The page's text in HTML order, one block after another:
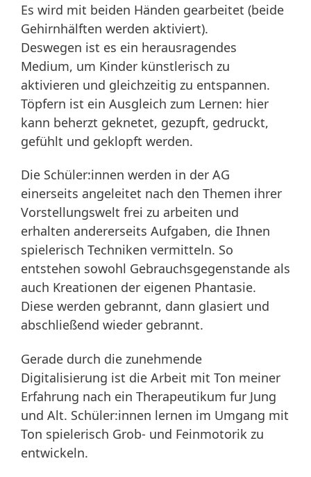
Es wird mit beiden Händen gearbeitet (beide
Gehirnhälften werden aktiviert).
Deswegen ist es ein herausragendes
Medium, um Kinder künstlerisch zu
aktivieren und gleichzeitig zu entspannen.
Töpfern ist ein Ausgleich zum Lernen: hier
kann beherzt geknetet, gezupft, gedruckt,
gefühlt und geklopft werden.
Die Schüler:innen werden in der AG
einerseits angeleitet nach den Themen ihrer
Vorstellungswelt frei zu arbeiten und
erhalten andererseits Aufgaben, die Ihnen
spielerisch Techniken vermitteln. So
entstehen sowohl Gebrauchsgegenstande als
auch Kreationen der eigenen Phantasie.
Diese werden gebrannt, dann glasiert und
abschließend wieder gebrannt.
Gerade durch die zunehmende
Digitalisierung ist die Arbeit mit Ton meiner
Erfahrung nach ein Therapeutikum fur Jung
und Alt. Schüler:innen lernen im Umgang mit
Ton spielerisch Grob- und Feinmotorik zu
entwickeln.